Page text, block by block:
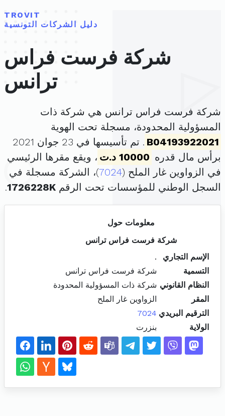
TROVIT
دليل الشركات التونسية
شركة فرست فراس
ترانس
شركة فرست فراس ترانس هي شركة ذات
المسؤولية المحدودة، مسجلة تحت الهوية
B04193922021
. تم تأسيسها في 23 جوان 2021
برأس مال قدره 10000 د.ت
، ويقع مقرها الرئيسي
في الزواوين غار الملح (7024)، الشركة مسجلة في
السجل الوطني للمؤسسات تحت الرقم 1726228K
.
معلومات حول
شركة فرست فراس ترانس
الإسم التجاري
.
التسمية
شركة فرست فراس ترانس
النظام القانوني شركة ذات المسؤولية المحدودة
المقر
الزواوين غار الملح
الترقيم البريدي 7024
الولاية
بنزرت